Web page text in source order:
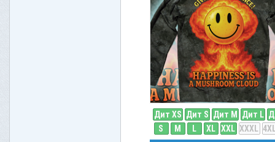
Дит XS Дит S Дит M Дит L
S
M L XL XXL XXXL